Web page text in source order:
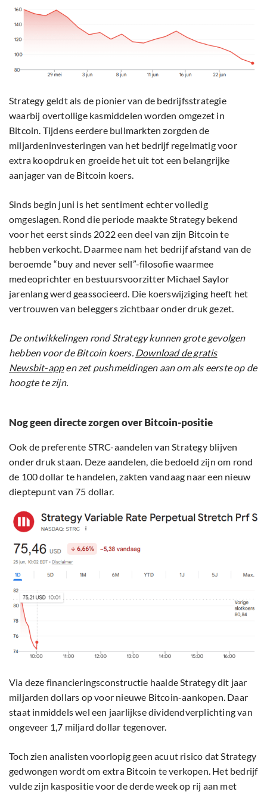
Strategy geldt als de pionier van de bedrijfsstrategie
waarbij overtollige kasmiddelen worden omgezet in
Bitcoin. Tijdens eerdere bullmarkten zorgden de
miljardeninvesteringen van het bedrijf regelmatig voor
extra koopdruk en groeide het uit tot een belangrijke
aanjager van de Bitcoin koers.
Sinds begin juni is het sentiment echter volledig
omgeslagen. Rond die periode maakte Strategy bekend
voor het eerst sinds 2022 een deel van zijn Bitcoin te
hebben verkocht. Daarmee nam het bedrijf afstand van de
beroemde “buy and never sell”-filosofie waarmee
medeoprichter en bestuursvoorzitter Michael Saylor
jarenlang werd geassocieerd. Die koerswijziging heeft het
vertrouwen van beleggers zichtbaar onder druk gezet.
De ontwikkelingen rond Strategy kunnen grote gevolgen
hebben voor de Bitcoin koers. Download de gratis
Newsbit-appen zet pushmeldingen aan om als eerste op de
hoogte te zijn.
Nog geen directe zorgen over Bitcoin-positie
Ook de preferente STRC-aandelen van Strategy blijven
onder druk staan. Deze aandelen, die bedoeld zijn om rond
de 100 dollar te handelen, zakten vandaag naar een nieuw
dieptepunt van 75 dollar.
Via deze financieringsconstructie haalde Strategy dit jaar
miljarden dollars op voor nieuwe Bitcoin-aankopen. Daar
staat inmiddels wel een jaarlijkse dividendverplichting van
ongeveer 1,7 miljard dollar tegenover.
Toch zien analisten voorlopig geen acuut risico dat Strategy
gedwongen wordt om extra Bitcoin te verkopen. Het bedrijf
vulde zijn kaspositie voor de derde week op rij aan met